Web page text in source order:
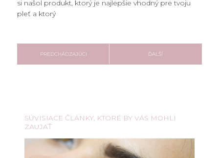
si našol produkt, ktorý je najlepšie vhodný pre tvoju
pleť a ktorý
PREDCHÁDZAJÚCI ĎALŠÍ
SÚVISIACE ČLÁNKY, KTORÉ BY VÁS MOHLI
ZAUJAŤ